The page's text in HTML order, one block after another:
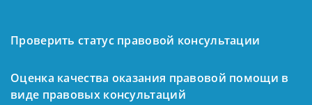
Проверить статус правовой консультации
Оценка качества оказания правовой помощи в
виде правовых консультаций